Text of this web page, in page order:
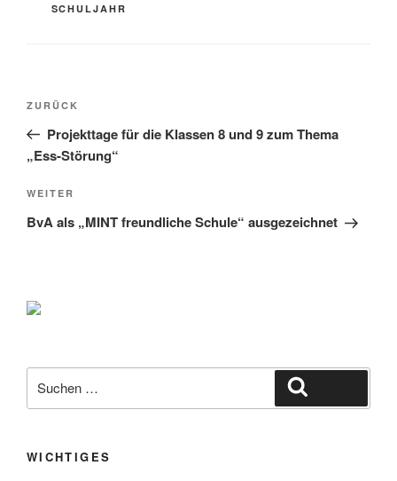
SCHULJAHR
Beitragsnavigation
Vorheriger
Beitrag
ZURÜCK
Projekttage für die Klassen 8 und 9 zum Thema
„Ess-Störung“
Nächster
Beitrag
WEITER
BvA als „MINT freundliche Schule“ ausgezeichnet
nach:
WICHTIGES